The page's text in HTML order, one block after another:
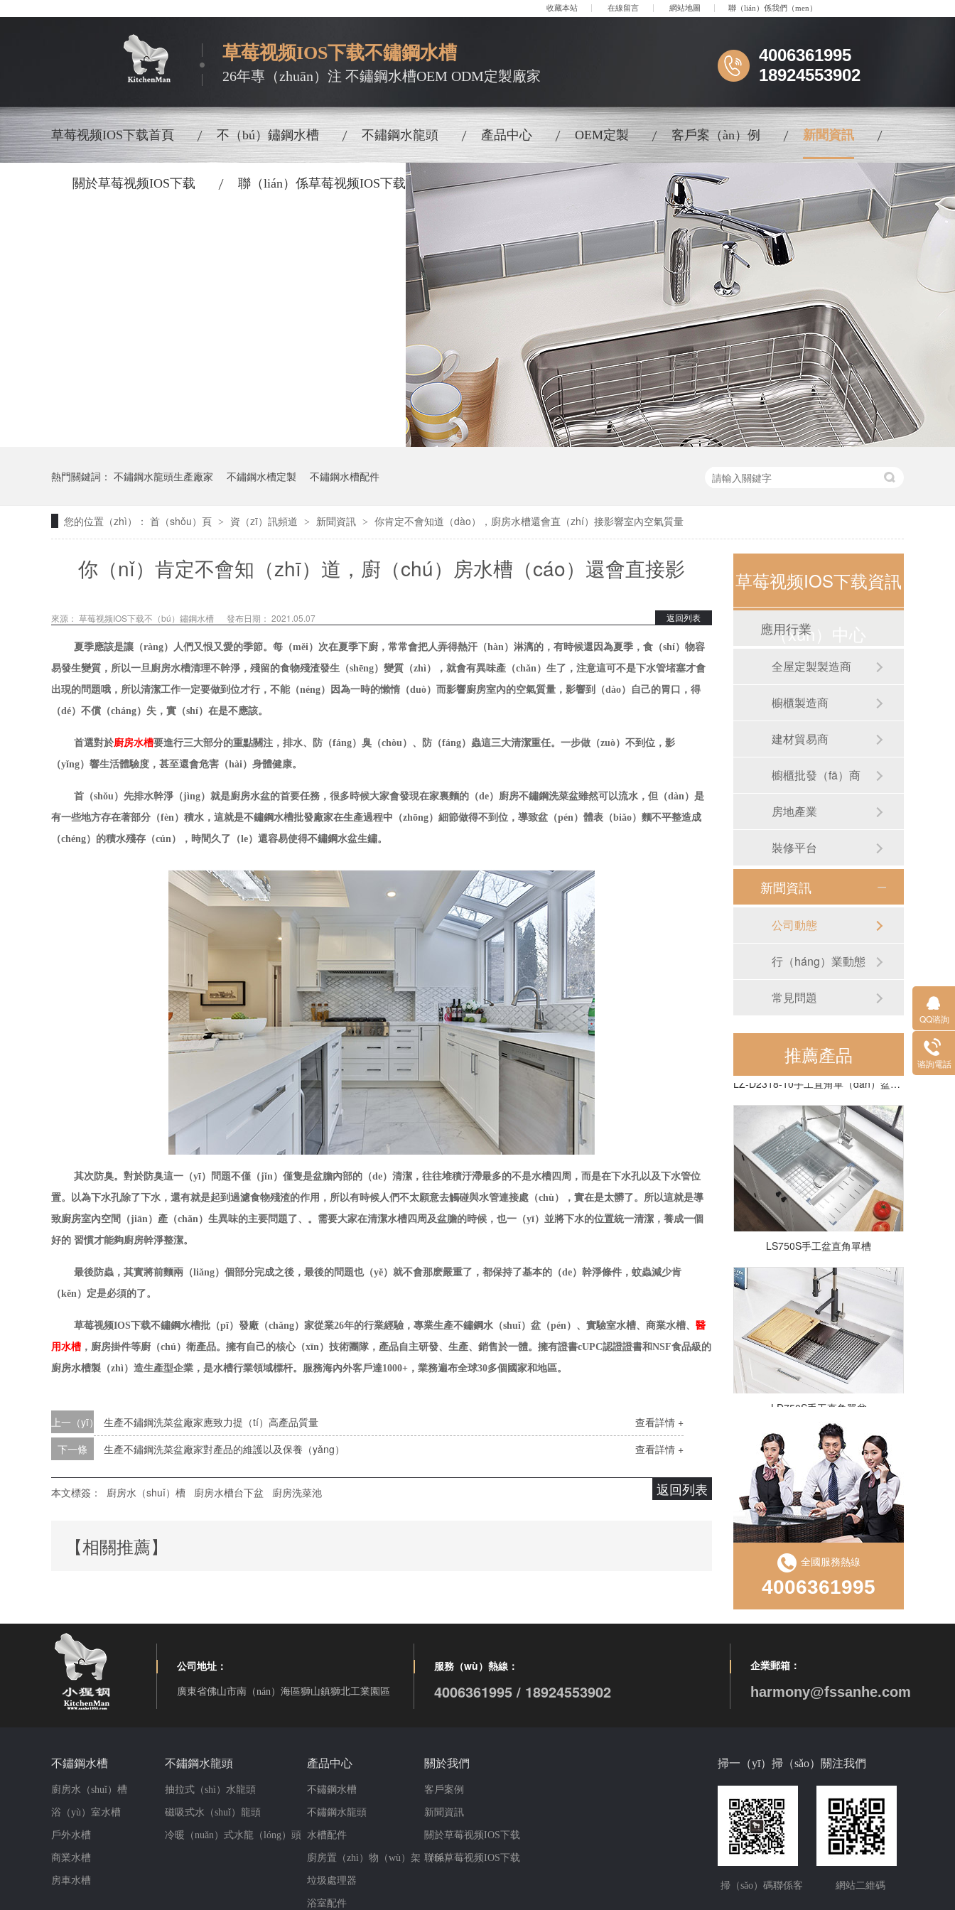
收藏本站 在線留言 網站地圖 聯（lián）係我們（men）
草莓视频IOS下载不鏽鋼水槽
26年專（zhuān）注 不鏽鋼水槽OEM ODM定製廠家
4006361995
18924553902
草莓视频IOS下载首頁 不（bú）鏽鋼水槽 不鏽鋼水龍頭 產品中心 OEM定製 客戶案（àn）例 新聞資訊
關於草莓视频IOS下载 聯（lián）係草莓视频IOS下载
熱門關鍵詞： 不鏽鋼水龍頭生產廠家 不鏽鋼水槽定製 不鏽鋼水槽配件
您的位置（zhì）： 首（shǒu）頁 > 資（zī）訊頻道 > 新聞資訊 > 你肯定不會知道（dào），廚房水槽還會直（zhí）接影響室內空氣質量
你（nǐ）肯定不會知（zhī）道，廚（chú）房水槽（cáo）還會直接影
返回列表
來源： 草莓视频IOS下载不（bú）鏽鋼水槽 發布日期： 2021.05.07
夏季應該是讓（ràng）人們又恨又愛的季節。每（měi）次在夏季下廚，常常會把人弄得熱汗（hàn）淋漓的，有時候還因為夏季，食（shí）物容
易發生變質，所以一旦廚房水槽清理不幹淨，殘留的食物殘渣發生（shēng）變質（zhì），就會有異味產（chǎn）生了，注意這可不是下水管堵塞才會
出現的問題哦，所以清潔工作一定要做到位才行，不能（néng）因為一時的懶惰（duò）而影響廚房室內的空氣質量，影響到（dào）自己的胃口，得
（dé）不償（cháng）失，實（shí）在是不應該。
首選對於廚房水槽要進行三大部分的重點關注，排水、防（fáng）臭（chòu）、防（fáng）蟲這三大清潔重任。一步做（zuò）不到位，影
（yǐng）響生活體驗度，甚至還會危害（hài）身體健康。
首（shǒu）先排水幹淨（jìng）就是廚房水盆的首要任務，很多時候大家會發現在家裏麵的（de）廚房不鏽鋼洗菜盆雖然可以流水，但（dàn）是
有一些地方存在著部分（fèn）積水，這就是不鏽鋼水槽批發廠家在生產過程中（zhōng）細節做得不到位，導致盆（pén）體表（biǎo）麵不平整造成
（chéng）的積水殘存（cún），時間久了（le）還容易使得不鏽鋼水盆生鏽。
其次防臭。對於防臭這一（yī）問題不僅（jǐn）僅隻是盆膽內部的（de）清潔，往往堆積汙滯最多的不是水槽四周，而是在下水孔以及下水管位
置。以為下水孔除了下水，還有就是起到過濾食物殘渣的作用，所以有時候人們不太願意去觸碰與水管連接處（chù），實在是太髒了。所以這就是導
致廚房室內空間（jiān）產（chǎn）生異味的主要問題了、。需要大家在清潔水槽四周及盆膽的時候，也一（yī）並將下水的位置統一清潔，養成一個
好的 習慣才能夠廚房幹淨整潔。
最後防蟲，其實將前麵兩（liǎng）個部分完成之後，最後的問題也（yě）就不會那麽嚴重了，都保持了基本的（de）幹淨條件，蚊蟲減少肯
（kěn）定是必須的了。
草莓视频IOS下载不鏽鋼水槽批（pī）發廠（chǎng）家從業26年的行業經驗，專業生產不鏽鋼水（shuǐ）盆（pén）、實驗室水槽、商業水槽、 醫
用水槽 ，廚房掛件等廚（chú）衛產品。擁有自己的核心（xīn）技術團隊，產品自主研發、生產、銷售於一體。擁有證書cUPC認證證書和NSF食品級的
廚房水槽製（zhì）造生產型企業，是水槽行業領域標杆。服務海內外客戶達1000+，業務遍布全球30多個國家和地區。
查看詳情 +
上一（yī）條生產不鏽鋼洗菜盆廠家應致力提（tí）高產品質量
查看詳情 +
下一條 生產不鏽鋼洗菜盆廠家對產品的維護以及保養（yǎng）
返回列表
本文標簽： 廚房水（shuǐ）槽 廚房水槽台下盆 廚房洗菜池
【相關推薦】
草莓视频IOS下载資訊
（xùn）中心
應用行業
全屋定製製造商
櫥櫃製造商
建材貿易商
櫥櫃批發（fā）商
房地產業
裝修平台
新聞資訊
公司動態
行（háng）業動態
常見問題
推薦產品
LZ-D2318-10手工直角單（dān）盆（pén）
LS750S手工盆直角單槽
LD750S手工直角單盆
LS850D手工盆直角雙槽
LR-S3319-10手工（gōng）雙角雙盆
全國服務熱線
4006361995
公司地址：
廣東省佛山市南（nán）海區獅山鎮獅北工業園區
服務（wù）熱線：
4006361995 / 18924553902
企業郵箱：
harmony@fssanhe.com
不鏽鋼水槽
廚房水（shuǐ）槽
浴（yù）室水槽
戶外水槽
商業水槽
房車水槽
不鏽鋼水龍頭
抽拉式（shì）水龍頭
磁吸式水（shuǐ）龍頭
冷暖（nuǎn）式水龍（lóng）頭
產品中心
不鏽鋼水槽
不鏽鋼水龍頭
水槽配件
廚房置（zhì）物（wù）架
垃圾處理器
浴室配件
關於我們
客戶案例
新聞資訊
關於草莓视频IOS下载
（hé）
聯係草莓视频IOS下载
掃一（yī）掃（sǎo）關注我們
掃（sǎo）碼聯係客 網站二維碼
QQ谘詢
谘詢電話